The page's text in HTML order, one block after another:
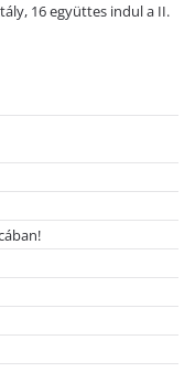
16 együttes indul a II.